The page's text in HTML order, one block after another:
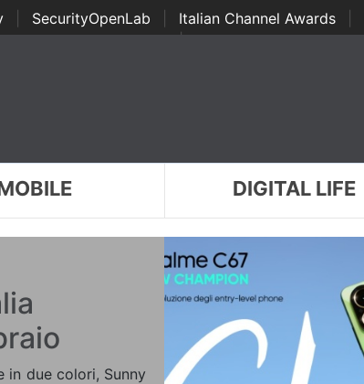
SecurityOpenLab Italian Channel Awards
Awards | ...
DIGITAL LIFE
in due colori, Sunny